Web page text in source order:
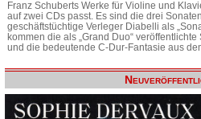
Franz Schuberts Werke für Violine und
auf zwei CDs passt. Es sind die drei
geschäftstüchtige Verleger Diabelli als
kommen die als „Grand Duo“
und die bedeutende C-Dur-Fantasie aus